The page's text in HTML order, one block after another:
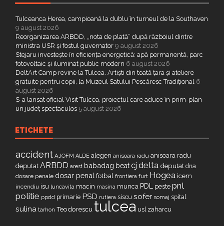
Tulceanca Herea, campioană la dublu în turneul de la Southaven
9 august 2026
Reorganizarea ARBDD, „nota de plată” după războiul dintre
ministra USR și fostul guvernator 9 august 2026
Stejaru investește în eficiența energetică: apă permanentă, parc
fotovoltaic și iluminat public modern 6 august 2026
DeltArt Camp revine la Tulcea. Artiști din toată țara și ateliere
gratuite pentru copii, la Muzeul Satului Pescăresc Tradițional 6
august 2026
S-a lansat oficial Visit Tulcea, proiectul care aduce în prim-plan
un județ spectaculos 5 august 2026
ETICHETE
accident AJOFM ALDE alegeri anisoara radu anisoara radu
deputat ARBDD arest babadag beatcj delta deputat dna
dosare penale dosar penal fotbal frontiera furt Hogea icem
incendiu isu luncavita macin masina munca PDL peste pnl
politie ppdd primarie PSD rutiera siscu sofer somaj spital
sulina tarhon Teodorescu tulcea usl zaharcu